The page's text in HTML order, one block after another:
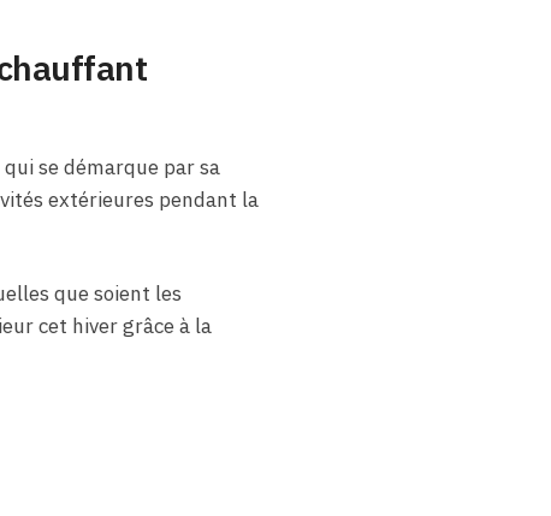
se démarque par sa
extérieures pendant la
que soient les
cet hiver grâce à la